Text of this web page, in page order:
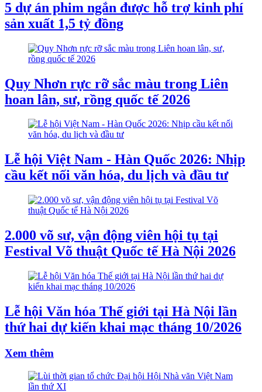
5 dự án phim ngắn được hỗ trợ kinh phí
sản xuất 1,5 tỷ đồng
Quy Nhơn rực rỡ sắc màu trong Liên
hoan lân, sư, rồng quốc tế 2026
Lễ hội Việt Nam - Hàn Quốc 2026: Nhịp
cầu kết nối văn hóa, du lịch và đầu tư
2.000 võ sư, vận động viên hội tụ tại
Festival Võ thuật Quốc tế Hà Nội 2026
Lễ hội Văn hóa Thế giới tại Hà Nội lần
thứ hai dự kiến khai mạc tháng 10/2026
Xem thêm